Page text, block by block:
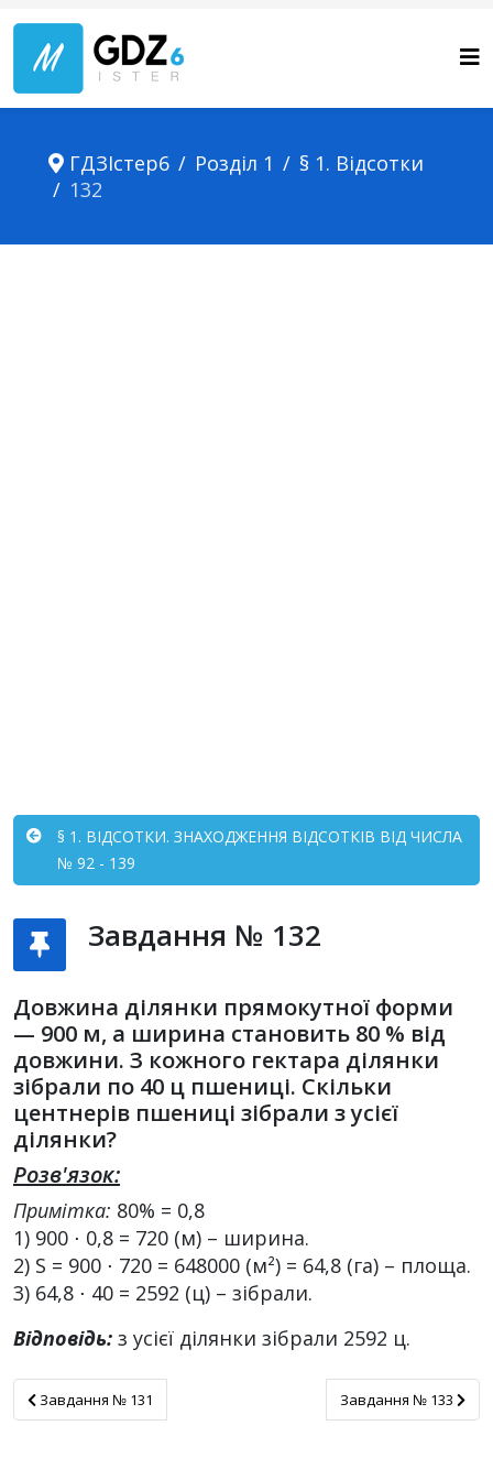
ГДЗІстер6 Розділ 1
§ 1. Відсотки
132
§ 1. ВІДСОТКИ. ЗНАХОДЖЕННЯ ВІДСОТКІВ ВІД ЧИСЛА
№ 92 - 139
Завдання № 132
Довжина ділянки прямокутної форми
— 900 м, а ширина становить 80 % від
довжини. З кожного гектара ділянки
зібрали по 40 ц пшениці. Скільки
центнерів пшениці зібрали з усієї
ділянки?
Розв'язок:
Примітка: 80% = 0,8
1) 900 ⋅ 0,8 = 720 (м) – ширина.
2) S = 900 ⋅ 720 = 648000 (м²) = 64,8 (га) – площа.
3) 64,8 ⋅ 40 = 2592 (ц) – зібрали.
Відповідь: з усієї ділянки зібрали 2592 ц.
Завдання № 131
Завдання № 131 Завдання № 133
Завдання № 133